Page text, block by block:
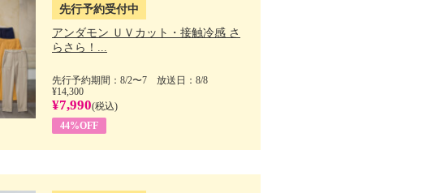
先行予約受付中
アンダモン ＵＶカット・接触冷感 さ
らさら！...
先行予約期間：8/2〜7 放送日：8/8
¥14,300
¥7,990(税込)
44%OFF